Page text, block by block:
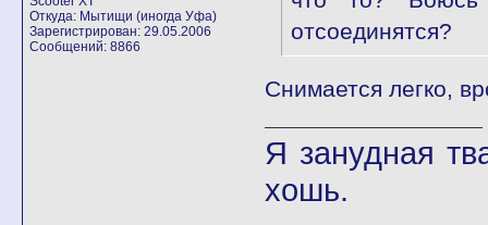
Откуда: Мытищи (иногда Уфа)
Зарегистрирован: 29.05.2006
Сообщений: 8866
отсоединятся?
Снимается легко,
Я занудная
хошь.